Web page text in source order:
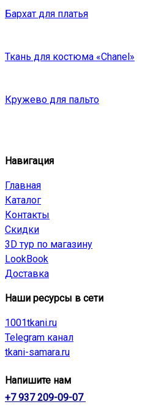
Бархат для платья
Ткань для костюма «Chanel»
Кружево для пальто
Навигация
Главная
Каталог
Контакты
Скидки
3D тур по магазину
LookBook
Доставка
Наши ресурсы в сети
1001tkani.ru
Telegram канал
tkani-samara.ru
Напишите нам
+7 937 209-09-07